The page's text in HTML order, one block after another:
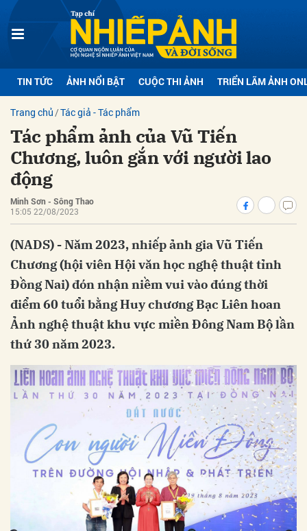
TIN TỨC ẢNH NỔI BẬT CUỘC THI ẢNH TRIỂN LÃM ẢNH
Trang chủ Tác giả - Tác phẩm
Tác phẩm ảnh của Vũ Tiến
Chương, luôn gắn với người lao
động
Minh Sơn - Sông Thao
15:05 22/08/2023
(NADS) - Năm 2023, nhiếp ảnh gia Vũ Tiến
Chương (hội viên Hội văn học nghệ thuật tỉnh
Đồng Nai) đón nhận niềm vui vào đúng thời
điểm 60 tuổi bằng Huy chương Bạc Liên hoan
Ảnh nghệ thuật khu vực miền Đông Nam Bộ lần
thứ 30 năm 2023.
luận
Hủy